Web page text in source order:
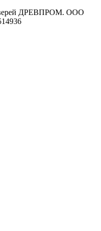
ДРЕВПРОМ. ООО